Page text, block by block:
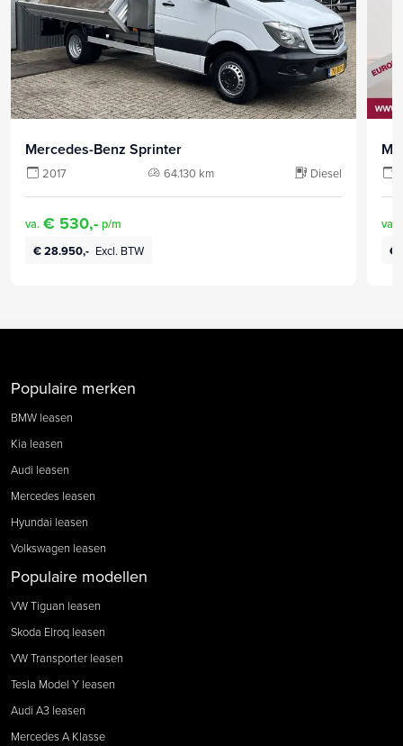
Mercedes-Benz Sprinter
2017 64.130 km Diesel
va. € 530,- p/m
€ 28.950,- Excl. BTW
va.
€
Populaire merken
BMW leasen
Kia leasen
Audi leasen
Mercedes leasen
Hyundai leasen
Volkswagen leasen
Populaire modellen
VW Tiguan leasen
Skoda Elroq leasen
VW Transporter leasen
Tesla Model Y leasen
Audi A3 leasen
Mercedes A Klasse